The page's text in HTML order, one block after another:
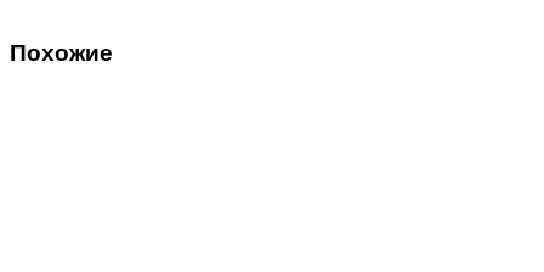
Похожие